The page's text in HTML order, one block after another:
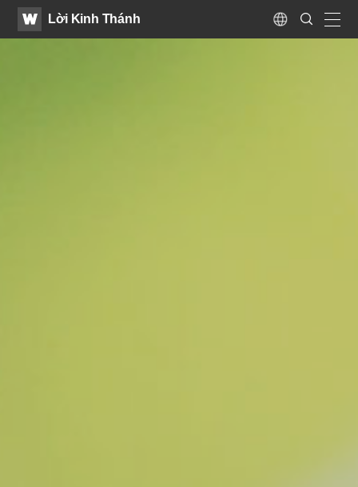
WATVLời Kinh Thánh
Language
Search
Submit